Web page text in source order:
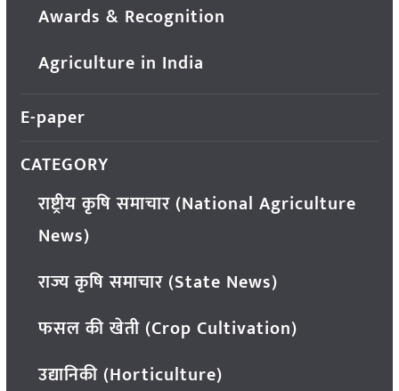
Awards & Recognition
Agriculture in India
E-paper
CATEGORY
राष्ट्रीय कृषि समाचार (National Agriculture
News)
राज्य कृषि समाचार (State News)
फसल की खेती (Crop Cultivation)
उद्यानिकी (Horticulture)